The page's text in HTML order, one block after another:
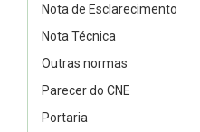
Nota de Esclarecimento
Nota Técnica
Outras normas
Parecer do CNE
Portaria